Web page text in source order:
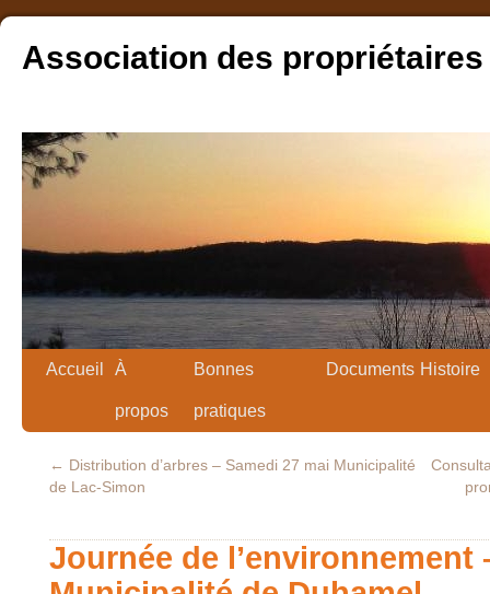
Association des
Accueil À
propos
Bonnes
pratiques
Documents Histoire
← Distribution d’arbres – Samedi 27 mai Municipalité
de Lac-Simon
Journée de l’environnement